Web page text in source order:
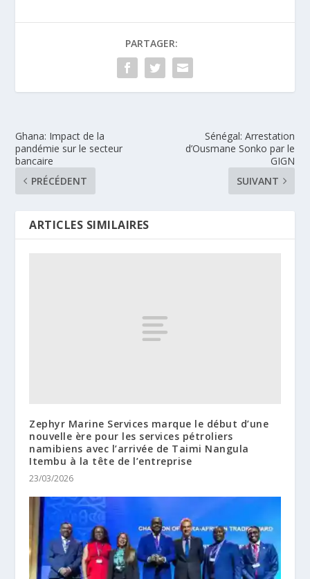
PARTAGER:
Ghana: Impact de la
pandémie sur le secteur
bancaire
PRÉCÉDENT
Sénégal: Arrestation
d’Ousmane Sonko par le
GIGN
SUIVANT
ARTICLES SIMILAIRES
Zephyr Marine Services marque le début d’une
nouvelle ère pour les services pétroliers
namibiens avec l’arrivée de Taimi Nangula
Itembu à la tête de l’entreprise
23/03/2026